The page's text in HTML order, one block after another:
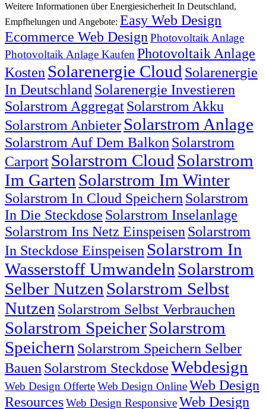
Weitere Informationen über Energiesicherheit In Deutschland,
Empfhelungen und Angebote: Easy Web Design
Ecommerce Web Design Photovoltaik Anlage
Photovoltaik Anlage Kaufen Photovoltaik Anlage
Kosten Solarenergie Cloud Solarenergie
In Deutschland Solarenergie Investieren
Solarstrom AggregatSolarstrom Akku
Solarstrom Anbieter Solarstrom Anlage
Solarstrom Auf Dem Balkon Solarstrom
Carport Solarstrom Cloud Solarstrom
Im Garten Solarstrom Im Winter
Solarstrom In Cloud Speichern Solarstrom
In Die Steckdose Solarstrom Inselanlage
Solarstrom Ins Netz Einspeisen Solarstrom
In Steckdose Einspeisen Solarstrom In
Wasserstoff Umwandeln Solarstrom
Selber Nutzen Solarstrom Selbst
Nutzen Solarstrom Selbst Verbrauchen
Solarstrom SpeicherSolarstrom
Speichern Solarstrom Speichern Selber
Bauen Solarstrom SteckdoseWebdesign
Web Design OfferteWeb Design OnlineWeb Design
ResourcesWeb Design ResponsiveWeb Design